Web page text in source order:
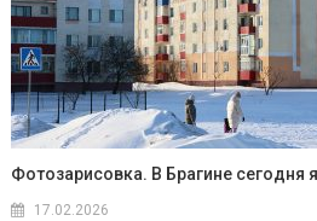
Фотозарисовка. В Брагине сегодня
17.02.2026